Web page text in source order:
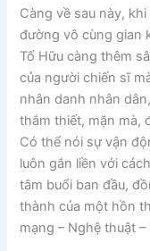
Càng về sau này,
đường vô cùng gian
Tố Hữu càng thêm
của người chiến sĩ
nhân danh nhân
thắm thiết, mặn mà,
Có thể nói sự vận
luôn gắn liền với
tâm buổi ban đầu,
thành của một hồn
mạng – Nghệ thuật –